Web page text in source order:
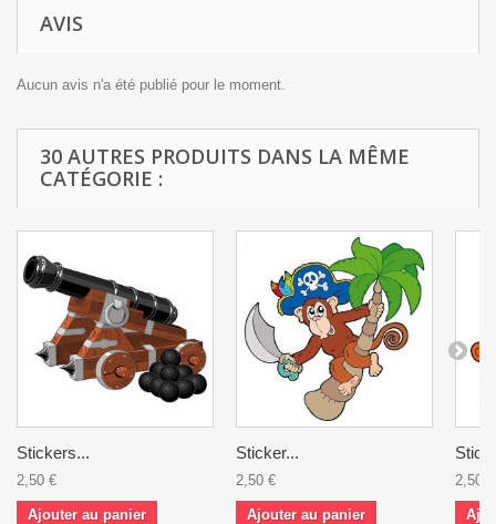
AVIS
Aucun avis n'a été publié pour le moment.
30 AUTRES PRODUITS DANS LA MÊME
CATÉGORIE :
Stickers...
2,50 €
Ajouter au panier
Sticker...
2,50 €
Ajouter au panier
2,50 €